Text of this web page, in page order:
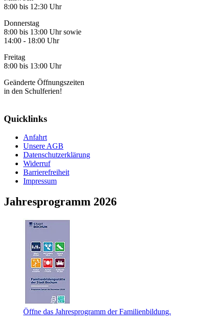
8:00 bis 12:30 Uhr
Donnerstag
8:00 bis 13:00 Uhr sowie
14:00 - 18:00 Uhr
Freitag
8:00 bis 13:00 Uhr
Geänderte Öffnungszeiten
in den Schulferien!
Quicklinks
Anfahrt
Unsere AGB
Datenschutzerklärung
Widerruf
Barrierefreiheit
Impressum
Jahresprogramm 2026
Öffne das Jahresprogramm der Familienbildung.